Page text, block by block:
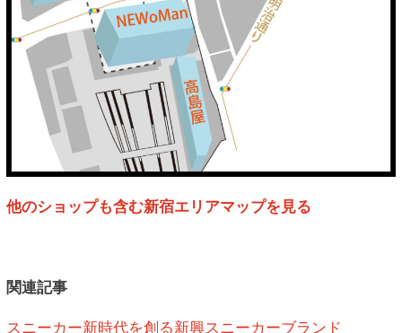
他のショップも含む新宿エリアマップを見る
関連記事
スニーカー新時代を創る新興スニーカーブランド